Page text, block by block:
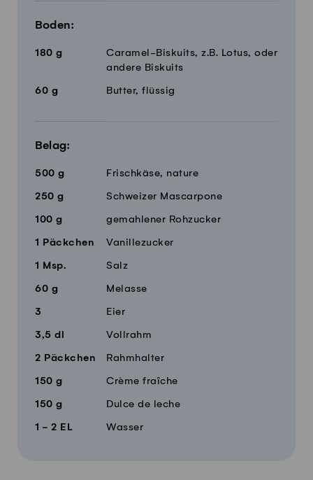
Boden:
180 g
Caramel-Biskuits, z.B. Lotus, oder
andere Biskuits
60 g Butter, flüssig
Belag:
500 g Frischkäse, nature
250 g Schweizer Mascarpone
100 g gemahlener Rohzucker
1 Päckchen Vanillezucker
1 Msp. Salz
60 g Melasse
3 Eier
3,5 dl Vollrahm
2 Päckchen Rahmhalter
150 g Crème fraîche
150 g Dulce de leche
1 - 2 EL Wasser